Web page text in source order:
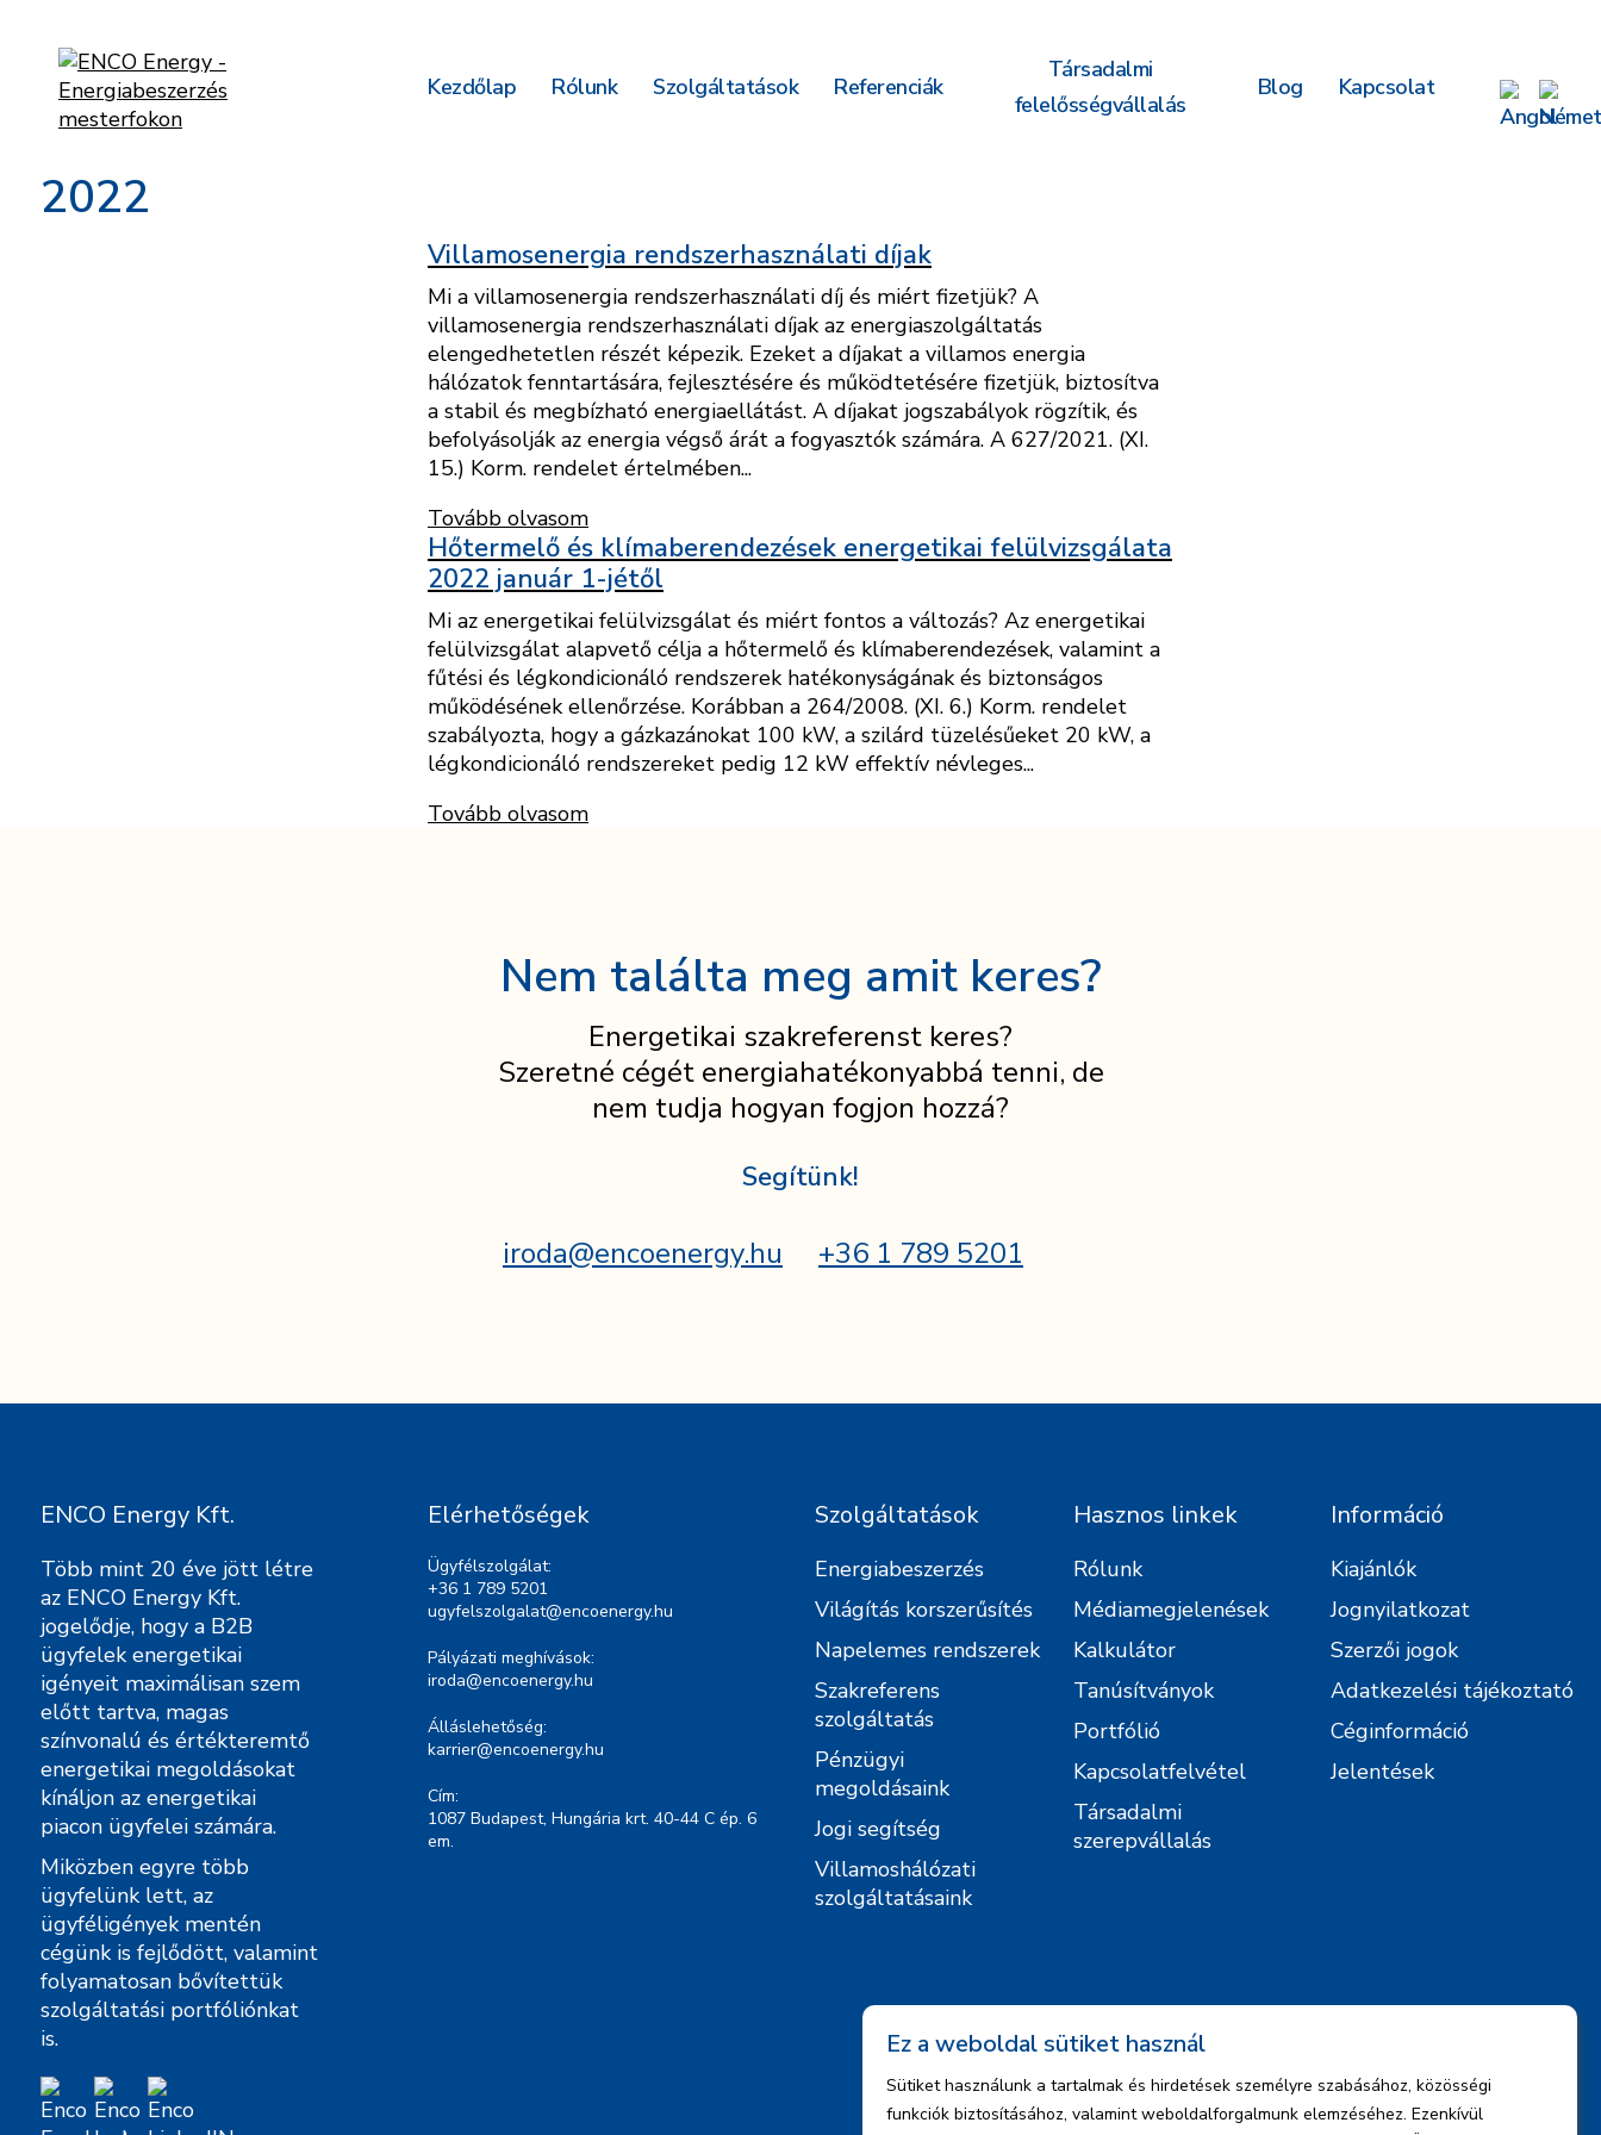
Kezdőlap Rólunk Szolgáltatások Referenciák
Társadalmi
felelősségvállalás
Blog Kapcsolat
2022
Villamosenergia rendszerhasználati díjak
Mi a villamosenergia rendszerhasználati díj és miért fizetjük? A
villamosenergia rendszerhasználati díjak az energiaszolgáltatás
elengedhetetlen részét képezik. Ezeket a díjakat a villamos energia
hálózatok fenntartására, fejlesztésére és működtetésére fizetjük, biztosítva
a stabil és megbízható energiaellátást. A díjakat jogszabályok rögzítik, és
befolyásolják az energia végső árát a fogyasztók számára. A 627/2021. (XI.
15.) Korm. rendelet értelmében...
Tovább olvasom
Hőtermelő és klímaberendezések energetikai felülvizsgálata
2022 január 1-jétől
Mi az energetikai felülvizsgálat és miért fontos a változás? Az energetikai
felülvizsgálat alapvető célja a hőtermelő és klímaberendezések, valamint a
fűtési és légkondicionáló rendszerek hatékonyságának és biztonságos
működésének ellenőrzése. Korábban a 264/2008. (XI. 6.) Korm. rendelet
szabályozta, hogy a gázkazánokat 100 kW, a szilárd tüzelésűeket 20 kW, a
légkondicionáló rendszereket pedig 12 kW effektív névleges...
Tovább olvasom
Nem találta meg amit keres?
Energetikai szakreferenst keres?
Szeretné cégét energiahatékonyabbá tenni, de
nem tudja hogyan fogjon hozzá?
Segítünk!
iroda@encoenergy.hu +36 1 789 5201
ENCO Energy Kft.
Több mint 20 éve jött létre
az ENCO Energy Kft.
jogelődje, hogy a B2B
ügyfelek energetikai
igényeit maximálisan szem
előtt tartva, magas
színvonalú és értékteremtő
energetikai megoldásokat
kínáljon az energetikai
piacon ügyfelei számára.
Miközben egyre több
ügyfelünk lett, az
ügyféligények mentén
cégünk is fejlődött, valamint
folyamatosan bővítettük
szolgáltatási portfóliónkat
is.
Elérhetőségek
Ügyfélszolgálat:
+36 1 789 5201
ugyfelszolgalat@encoenergy.hu
Pályázati meghívások:
iroda@encoenergy.hu
Álláslehetőség:
karrier@encoenergy.hu
Cím:
1087 Budapest, Hungária krt. 40-44 C ép. 6
em.
Szolgáltatások
Energiabeszerzés
Világítás korszerűsítés
Napelemes rendszerek
Szakreferens
szolgáltatás
Pénzügyi
megoldásaink
Jogi segítség
Villamoshálózati
szolgáltatásaink
Hasznos linkek
Rólunk
Médiamegjelenések
Kalkulátor
Tanúsítványok
Portfólió
Kapcsolatfelvétel
Társadalmi
szerepvállalás
Információ
Kiajánlók
Jognyilatkozat
Szerzői jogok
Adatkezelési tájékoztató
Céginformáció
Jelentések
Ez a weboldal sütiket használ
Sütiket használunk a tartalmak és hirdetések személyre szabásához, közösségi
funkciók biztosításához, valamint weboldalforgalmunk elemzéséhez. Ezenkívül